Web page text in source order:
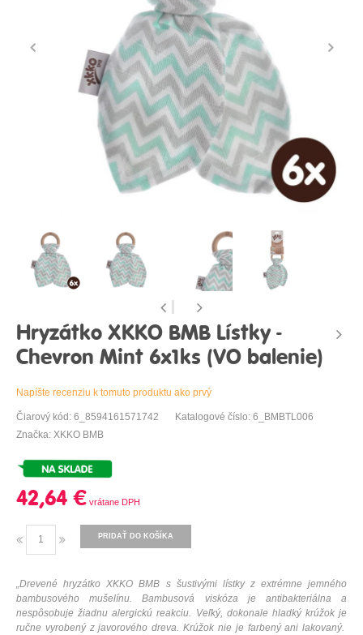
Hryzátko XKKO BMB Lístky -
Chevron Mint 6x1ks (VO balenie)
Napíšte recenziu k tomuto produktu ako prvý
Čiarový kód: 6_8594161571742
Katalogové číslo: 6_BMBTL006
Značka: XKKO BMB
42,64 €
PRIDAŤ DO KOŠÍKA
„Drevené hryzátko XKKO BMB s šustivými lístky z extrémne jemného
bambusového
mušelínu. Bambusová viskóza je antibakteriálna
a
nespôsobuje žiadnu alergickú reakciu. Veľký, dokonale hladký krúžok je
ručne vyrobený z javorového dreva. Krúžok nie je farbený ani lakovaný.